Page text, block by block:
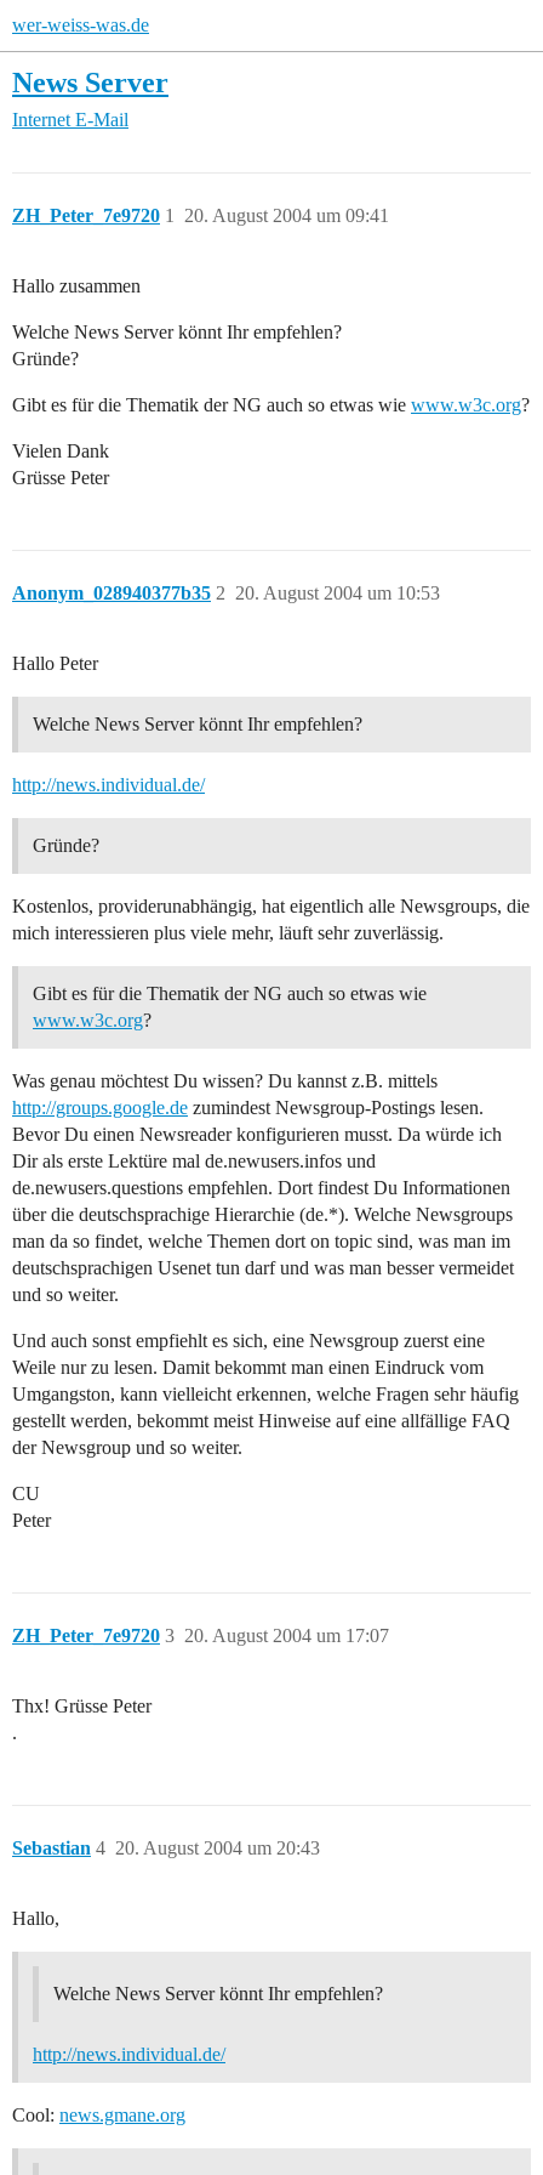
wer-weiss-was.de
News Server
Internet E-Mail
ZH_Peter_7e9720 20. August 2004 um 09:41
1
Hallo zusammen
Welche News Server könnt Ihr empfehlen?
Gründe?
Gibt es für die Thematik der NG auch so etwas wie www.w3c.org?
Vielen Dank
Grüsse Peter
Anonym_028940377b35 20. August 2004 um 10:53
2
Hallo Peter
Welche News Server könnt Ihr empfehlen?
http://news.individual.de/
Gründe?
Kostenlos, providerunabhängig, hat eigentlich alle Newsgroups, die
mich interessieren plus viele mehr, läuft sehr zuverlässig.
Gibt es für die Thematik der NG auch so etwas wie
www.w3c.org?
Was genau möchtest Du wissen? Du kannst z.B. mittels
http://groups.google.de zumindest Newsgroup-Postings lesen.
Bevor Du einen Newsreader konfigurieren musst. Da würde ich
Dir als erste Lektüre mal de.newusers.infos und
de.newusers.questions empfehlen. Dort findest Du Informationen
über die deutschsprachige Hierarchie (de.*). Welche Newsgroups
man da so findet, welche Themen dort on topic sind, was man im
deutschsprachigen Usenet tun darf und was man besser vermeidet
und so weiter.
Und auch sonst empfiehlt es sich, eine Newsgroup zuerst eine
Weile nur zu lesen. Damit bekommt man einen Eindruck vom
Umgangston, kann vielleicht erkennen, welche Fragen sehr häufig
gestellt werden, bekommt meist Hinweise auf eine allfällige FAQ
der Newsgroup und so weiter.
CU
Peter
ZH_Peter_7e9720 20. August 2004 um 17:07
3
Thx! Grüsse Peter
.
Sebastian 20. August 2004 um 20:43
4
Hallo,
Welche News Server könnt Ihr empfehlen?
http://news.individual.de/
Cool: news.gmane.org